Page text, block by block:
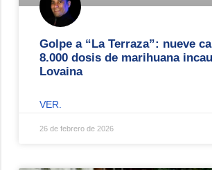
Golpe a “La Terraza”: nueve
8.000 dosis de marihuana
Lovaina
VER.
26 de febrero de 2026